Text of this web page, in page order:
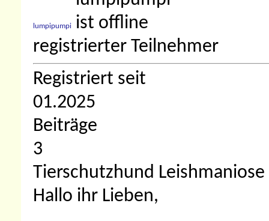
lumpipumpi
registrierter Teilnehmer
Registriert seit
01.2025
Beiträge
3
Tierschutzhund
Hallo ihr Lieben,